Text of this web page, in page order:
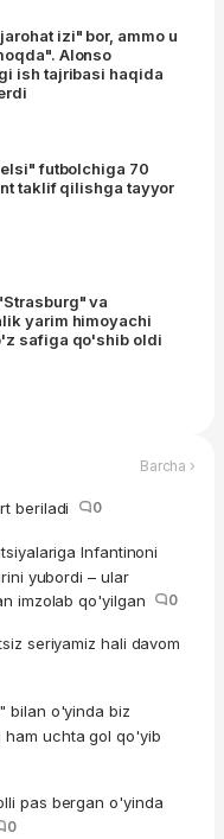
izi" bor, ammo u
Alonso
ish tajribasi haqida
futbolchiga 70
taklif qilishga tayyor
va
yarim himoyachi
safiga qo'shib oldi
Barcha ›
beriladi 0
Infantinoni
yubordi – ular
imzolab qo'yilgan
0
seriyamiz hali davom
bilan o'yinda biz
ham uchta gol qo'yib
pas bergan o'yinda
0